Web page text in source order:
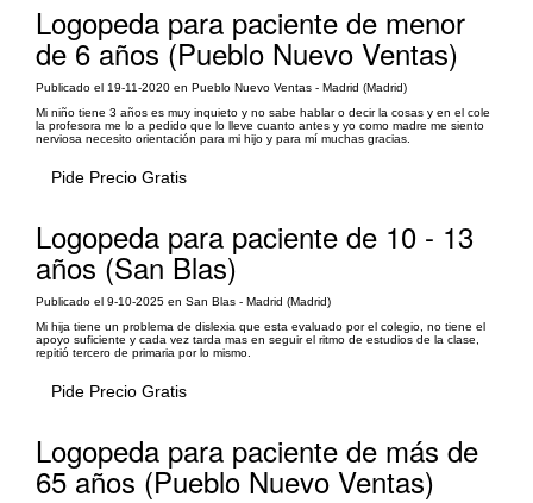
Logopeda para paciente de menor
de 6 años (Pueblo Nuevo Ventas)
Publicado el 19-11-2020 en Pueblo Nuevo Ventas - Madrid (Madrid)
Mi niño tiene 3 años es muy inquieto y no sabe hablar o decir la cosas y en el cole
la profesora me lo a pedido que lo lleve cuanto antes y yo como madre me siento
nerviosa necesito orientación para mi hijo y para mí muchas gracias.
Pide Precio Gratis
Logopeda para paciente de 10 - 13
años (San Blas)
Publicado el 9-10-2025 en San Blas - Madrid (Madrid)
Mi hija tiene un problema de dislexia que esta evaluado por el colegio, no tiene el
apoyo suficiente y cada vez tarda mas en seguir el ritmo de estudios de la clase,
repitió tercero de primaria por lo mismo.
Pide Precio Gratis
Logopeda para paciente de más de
65 años (Pueblo Nuevo Ventas)